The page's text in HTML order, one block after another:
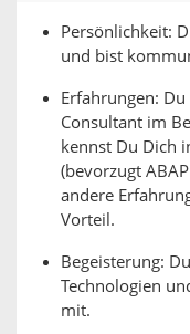
Persönlichkeit:
und bist
Erfahrungen: Du
Consultant im
kennst Du Dich
(bevorzugt
andere
Vorteil.
Begeisterung:
Technologien
mit.